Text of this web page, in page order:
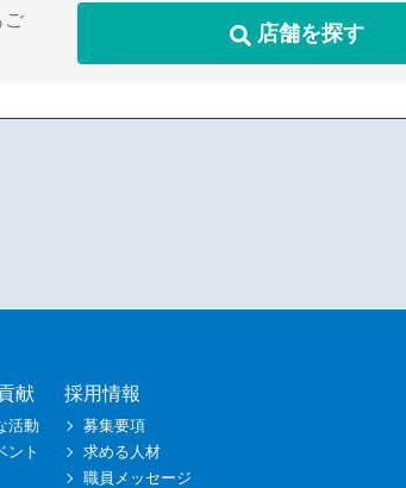
ご
店舗を探す
献
活動
ント
採用情報
募集要項
求める人材
職員メッセージ